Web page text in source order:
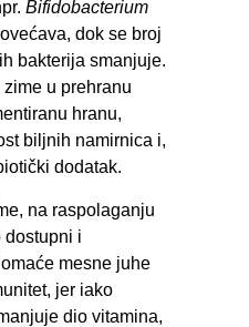
Bifidobacterium
dok se broj
bakterija smanjuje.
u prehranu
hranu,
biljnih namirnica i,
dodatak.
na raspolaganju
dostupni i
mesne juhe
jer iako
dio vitamina,